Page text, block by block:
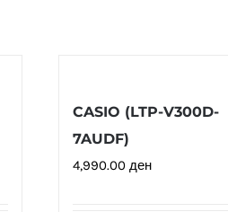
CASIO (LTP-V300D-
7AUDF)
4,990.00 ден